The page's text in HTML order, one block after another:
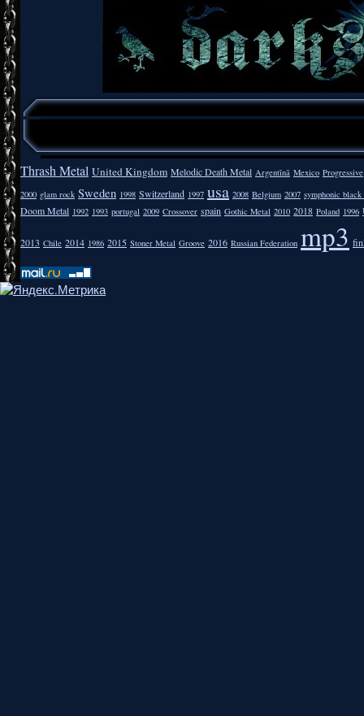
Thrash Metal United Kingdom Melodic Death Metal Argentīnā Mexico Progressive
2000 glam rock Sweden 1998 Switzerland 1997 usa 2008 Belgium 2007 symphonic
Doom Metal 1992 1993 portugal 2009 Crossover spain Gothic Metal 2010 2018 Poland 1996
2013 Chile 2014 1986 2015 Stoner Metal Groove 2016 Russian Federation mp3